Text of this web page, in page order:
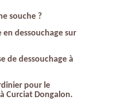
souche ?
dessouchage sur
de dessouchage à
pour le
Curciat Dongalon.